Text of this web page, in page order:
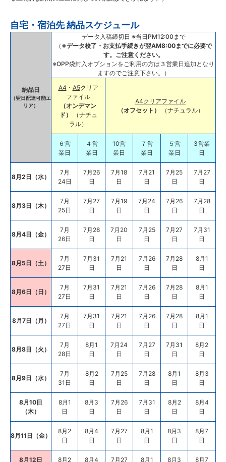
自宅・宿泊先 納品スケジュール
納品日
（翌日配達可能エ
リア）
データ入稿締切日 ※当日PM12:00まで
（ ※データ校了・お支払手続きが翌AM8:00までに必要で
す。ご注意ください。
※OPP袋封入オプションをご利用の方は３営業日追加となり
ますのでご注意下さい。）
A4 ・ A5クリア
ファイル
（オンデマン
ド）
（ナチュ
ラル）
A4クリアファイル
（オフセット）
（ナチュラル）
６営
業日
４営
業日
10営
業日
７営
業日
５営
業日
3営業
日
8月2日（水）
7月
24日
7月26
日
7月18
日
7月21
日
7月25
日
7月27
日
8月3日（木）
7月
25日
7月27
日
7月19
日
7月24
日
7月26
日
7月28
日
8月4日（金）
7月
26日
7月28
日
7月20
日
7月25
日
7月27
日
7月31
日
8月5日（土）
7月
27日
7月31
日
7月21
日
7月26
日
7月28
日
8月1
日
8月6日（日）
7月
27日
7月31
日
7月21
日
7月26
日
7月28
日
8月1
日
8月7日（月）
7月
27日
7月31
日
7月21
日
7月26
日
7月28
日
8月1
日
8月8日（火）
7月
28日
8月1
日
7月24
日
7月27
日
7月31
日
8月2
日
8月9日（水）
7月
31日
8月2
日
7月25
日
7月28
日
8月1
日
8月3
日
8月10日
（木）
8月1
日
8月3
日
7月26
日
7月31
日
8月2
日
8月4
日
8月11日（金）
8月2
日
8月4
日
7月27
日
8月1
日
8月3
日
8月7
日
8月12日 8月2 8月4 7月27 8月1 8月3 8月7